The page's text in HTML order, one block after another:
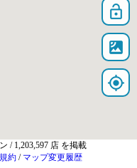
lock_open
satellite
my_location
/ 1,203,597 店 を掲載
約 / マップ変更履歴